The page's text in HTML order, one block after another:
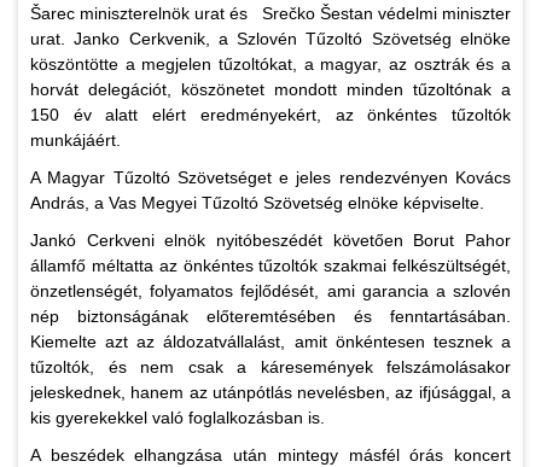
Šarec miniszterelnök urat és Srečko Šestan védelmi miniszter
urat. Janko Cerkvenik, a Szlovén Tűzoltó Szövetség elnöke
köszöntötte a megjelen tűzoltókat, a magyar, az osztrák és a
horvát delegációt, köszönetet mondott minden tűzoltónak a
150 év alatt elért eredményekért, az önkéntes tűzoltók
munkájáért.
A Magyar Tűzoltó Szövetséget e jeles rendezvényen Kovács
András, a Vas Megyei Tűzoltó Szövetség elnöke képviselte.
Jankó Cerkveni elnök nyitóbeszédét követően Borut Pahor
államfő méltatta az önkéntes tűzoltók szakmai felkészültségét,
önzetlenségét, folyamatos fejlődését, ami garancia a szlovén
nép biztonságának előteremtésében és fenntartásában.
Kiemelte azt az áldozatvállalást, amit önkéntesen tesznek a
tűzoltók, és nem csak a káresemények felszámolásakor
jeleskednek, hanem az utánpótlás nevelésben, az ifjúsággal, a
kis gyerekekkel való foglalkozásban is.
A beszédek elhangzása után mintegy másfél órás koncert